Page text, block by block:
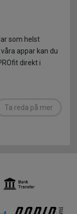
som helst
appar kan du
direkt i
Ta reda på mer